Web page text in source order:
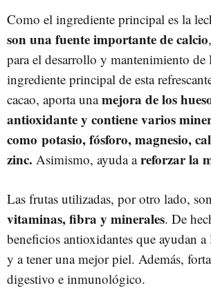
Como el ingrediente principal es la
son una fuente importante de calcio
para el desarrollo y mantenimiento de
ingrediente principal de esta
cacao, aporta unamejora de los
antioxidante y contiene varios
como potasio, fósforo, magnesio,
zinc. Asimismo, ayuda areforzar la
Las frutas utilizadas, por otro lado,
vitaminas, fibra y minerales. De
beneficios antioxidantes que ayudan
y a tener una mejor piel. Además,
digestivo e inmunológico.